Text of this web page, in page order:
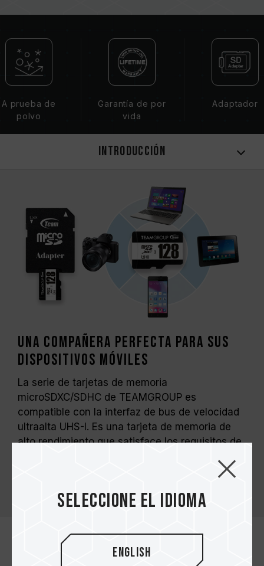
A prueba de
polvo
Garantía de por
vida
Adaptador
Introducción
Una compañera perfecta para sus
dispositivos móviles
La serie de tarjetas de memoria
microSDXC/SDHC de TEAMGROUP es
compatible con la interfaz de bus de velocidad
ultraalta UHS-I. Es una tarjeta de memoria de
alto rendimiento que satisface los requisitos de
Seleccione el idioma
English